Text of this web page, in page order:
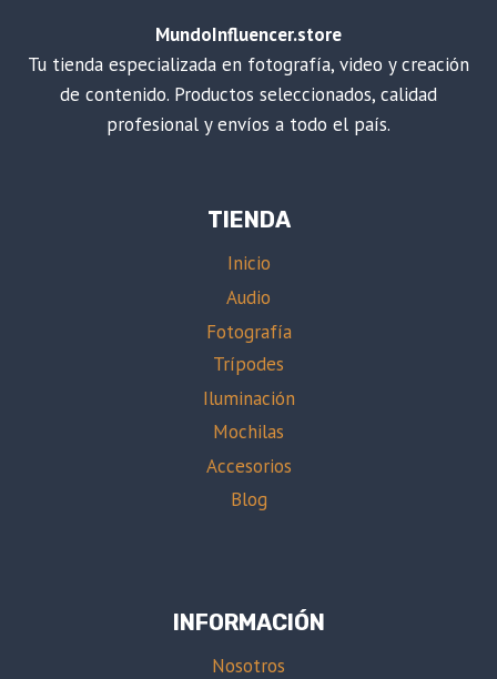
MundoInfluencer.store
Tu tienda especializada en fotografía, video y creación
de contenido. Productos seleccionados, calidad
profesional y envíos a todo el país.
TIENDA
Inicio
Audio
Fotografía
Trípodes
Iluminación
Mochilas
Accesorios
Blog
INFORMACIÓN
Nosotros